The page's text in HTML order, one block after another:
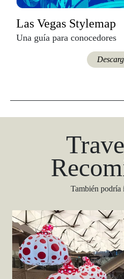
Las Vegas Stylemap
Una guía para conocedores
También podría